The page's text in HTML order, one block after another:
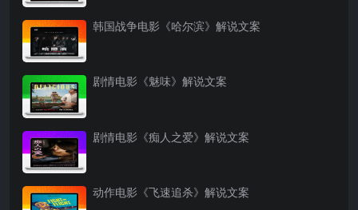
韩国战争电影《哈尔滨》解说文案
剧情电影《魅味》解说文案
剧情电影《痴人之爱》解说文案
动作电影《飞速追杀》解说文案